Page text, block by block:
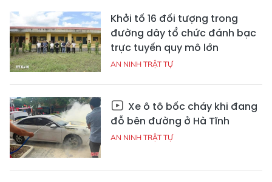
Khởi tố 16 đối tượng trong
đường dây tổ chức đánh bạc
trực tuyến quy mô lớn
AN NINH TRẬT TỰ
Xe ô tô bốc cháy khi đang
đỗ bên đường ở Hà Tĩnh
AN NINH TRẬT TỰ